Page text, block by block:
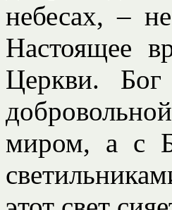
небесах, – не
Настоящее
Церкви.
миром, а с